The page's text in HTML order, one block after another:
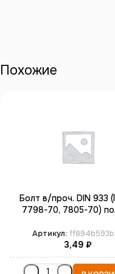
Похожие
Болт в/проч. DIN 933
7798-70, 7805-70)
Артикул:
3,49 ₽